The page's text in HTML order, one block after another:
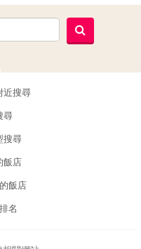
近搜尋
尋
搜尋
飯店
飯店
名